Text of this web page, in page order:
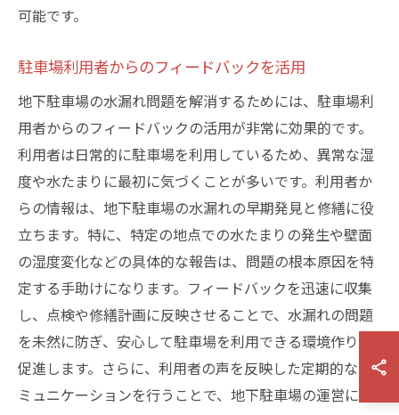
可能です。
駐車場利用者からのフィードバックを活用
地下駐車場の水漏れ問題を解消するためには、駐車場利
用者からのフィードバックの活用が非常に効果的です。
利用者は日常的に駐車場を利用しているため、異常な湿
度や水たまりに最初に気づくことが多いです。利用者か
らの情報は、地下駐車場の水漏れの早期発見と修繕に役
立ちます。特に、特定の地点での水たまりの発生や壁面
の湿度変化などの具体的な報告は、問題の根本原因を特
定する手助けになります。フィードバックを迅速に収集
し、点検や修繕計画に反映させることで、水漏れの問題
を未然に防ぎ、安心して駐車場を利用できる環境作りを
促進します。さらに、利用者の声を反映した定期的なコ
ミュニケーションを行うことで、地下駐車場の運営にお